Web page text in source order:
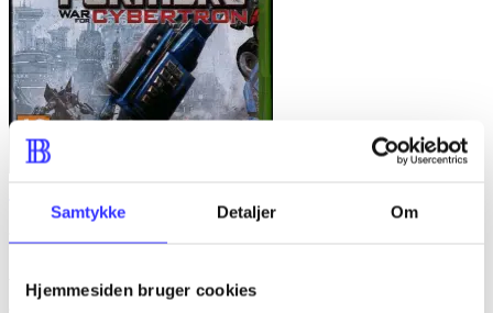
Samtykke Detaljer Om
Hjemmesiden bruger cookies
Transformers - war for Cybertron